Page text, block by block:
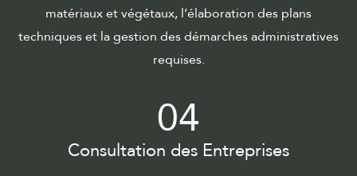
matériaux et végétaux, l’élaboration des plans
techniques et la gestion des démarches administratives
requises.
04
Consultation des Entreprises